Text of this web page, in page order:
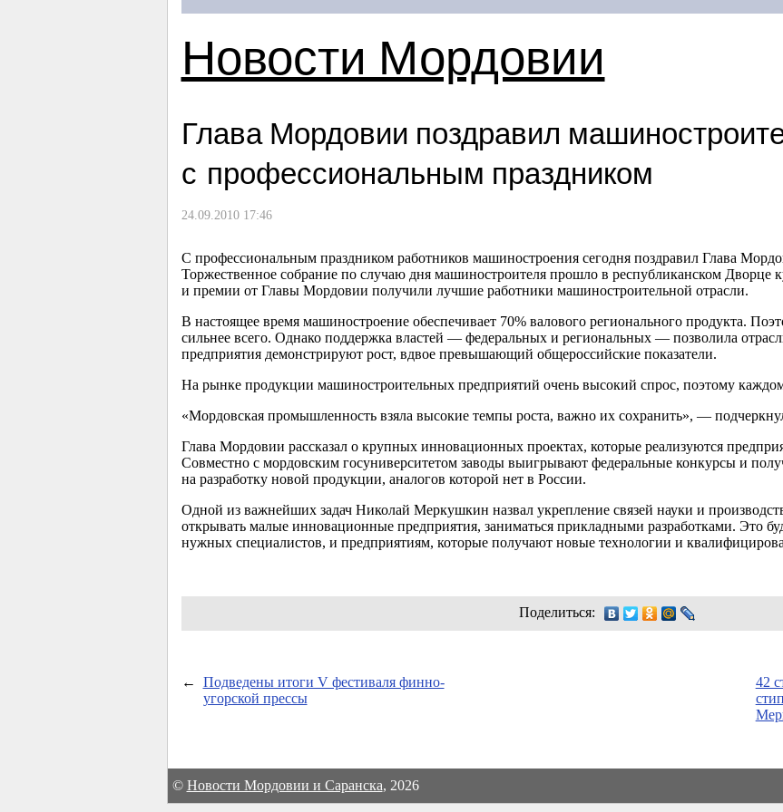
Новости Мордовии
Глава Мордовии поздравил
с профессиональным праздником
24.09.2010 17:46
С профессиональным праздником работников машиностроения сегодня поздравил Глава
Торжественное собрание по случаю дня машиностроителя прошло в республиканском Дворце
и премии от Главы Мордовии получили лучшие работники машиностроительной отрасли.
В настоящее время машиностроение обеспечивает 70% валового регионального продукта.
сильнее всего. Однако поддержка властей — федеральных и региональных — позволила
предприятия демонстрируют рост, вдвое превышающий общероссийские показатели.
На рынке продукции машиностроительных предприятий очень высокий спрос, поэтому
«Мордовская промышленность взяла высокие темпы роста, важно их сохранить», —
Глава Мордовии рассказал о крупных инновационных проектах, которые реализуются
Совместно с мордовским госуниверситетом заводы выигрывают федеральные конкурсы и
на разработку новой продукции, аналогов которой нет в России.
Одной из важнейших задач Николай Меркушкин назвал укрепление связей науки и
открывать малые инновационные предприятия, заниматься прикладными разработками. Это
нужных специалистов, и предприятиям, которые получают новые технологии и
Поделиться:
←
Подведены итоги V фестиваля финно-
угорской прессы
42
© Новости Мордовии и Саранска, 2026